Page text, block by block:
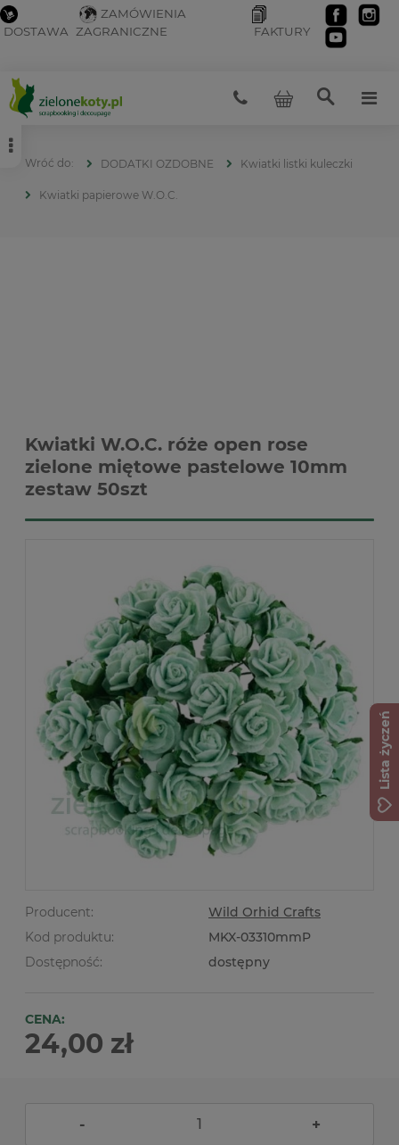
DOSTAWA
ZAMÓWIENIA
ZAGRANICZNE
FAKTURY
DODATKI OZDOBNE Kwiatki listki kuleczki
Kwiatki papierowe W.O.C.
Kwiatki W.O.C. róże open rose
zielone miętowe pastelowe 10mm
zestaw 50szt
Producent:
Wild Orhid Crafts
Kod produktu:
MKX-03310mmP
Dostępność:
dostępny
CENA:
24,00 zł
- +
Lista życzeń